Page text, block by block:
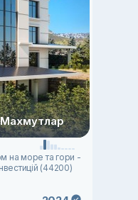
Махмутлар
на море та гори -
(44200)